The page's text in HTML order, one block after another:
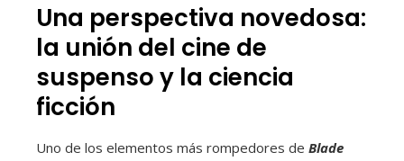
Una perspectiva novedosa:
la unión del cine de
suspenso y la ciencia
ficción
Uno de los elementos más rompedores de Blade